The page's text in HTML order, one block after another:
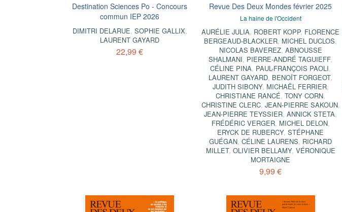
Destination Sciences Po - Concours
commun IEP 2026
DIMITRI DELARUE, SOPHIE GALLIX,
LAURENT GAYARD
22,99 €
Revue Des Deux Mondes février 2025
La haine de l'Occident
AURÉLIE JULIA, ROBERT KOPP, FLORENCE
BERGEAUD-BLACKLER, MICHEL DUCLOS,
NICOLAS BAVEREZ, ABNOUSSE
SHALMANI, PIERRE-ANDRÉ TAGUIEFF,
CÉLINE PINA, PAUL-FRANÇOIS PAOLI,
LAURENT GAYARD, BENOÎT FORGEOT,
JUDITH SIBONY, MICHAËL FERRIER,
CHRISTIANE RANCÉ,TONY CORN,
CHRISTINE CLERC, JEAN-PIERRE SAKOUN,
JEAN-PIERRE TEYSSIER,ANNICK STETA,
FRÉDÉRIC VERGER, MICHEL DELON,
ERYCK DE RUBERCY,STÉPHANE
GUÉGAN,CÉLINE LAURENS, RICHARD
MILLET, OLIVIER BELLAMY, VÉRONIQUE
MORTAIGNE
9,99 €